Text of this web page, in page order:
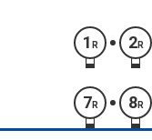
1 R 2R
7 R 8R